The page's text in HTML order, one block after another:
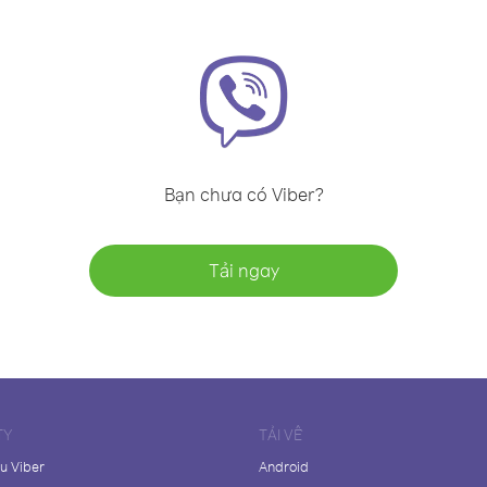
Bạn chưa có Viber?
Tải ngay
Viber
TẢI VỀ
Android